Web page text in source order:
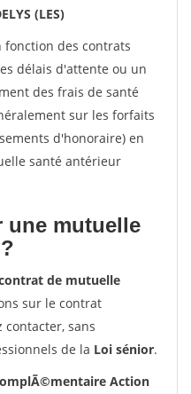
(LES)
fonction des contrats
délais d'attente ou un
des frais de santé
sur les forfaits
d'honoraire) en
santé antérieur
une mutuelle
de mutuelle
sur le contrat
contacter, sans
de la Loi sénior.
Action